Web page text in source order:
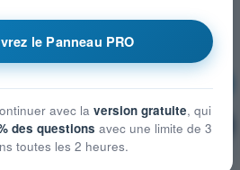
S'entraîner !
de la question
le Panneau PRO
avec la version gratuite, qui
des questions avec une limite de 3
toutes les 2 heures.